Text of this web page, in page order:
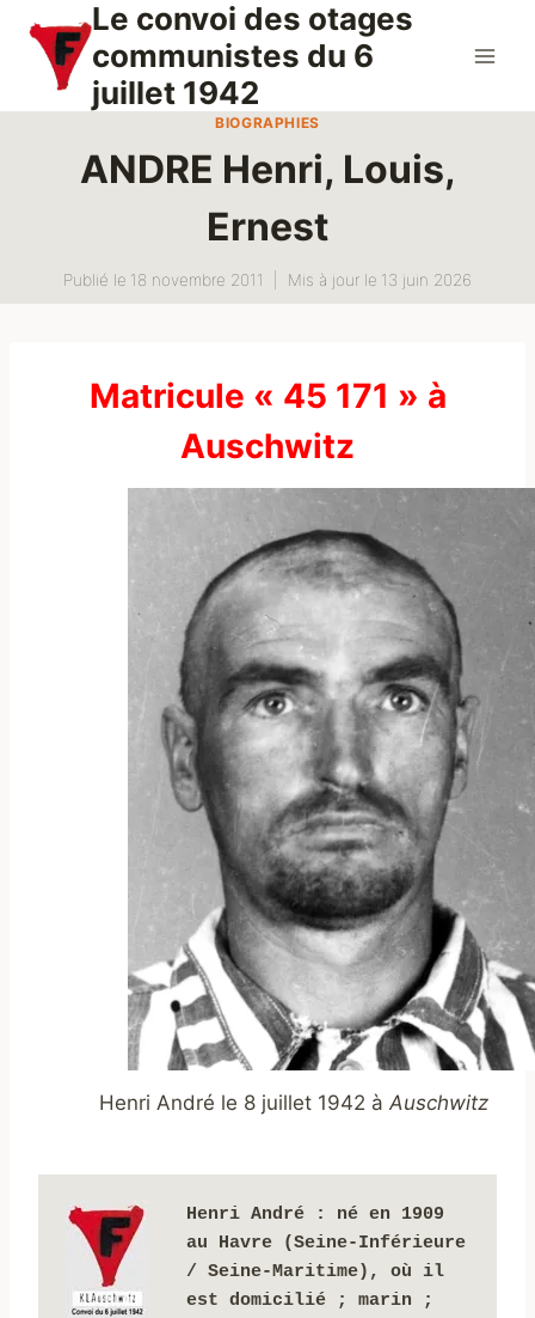
contenu
Le convoi des otages
communistes du 6
juillet 1942
BIOGRAPHIES
ANDRE Henri, Louis,
Ernest
Publié le 18 novembre 2011 Mis à jour le 13 juin 2026
Matricule « 45 171 » à
Auschwitz
Henri André le 8 juillet 1942 à Auschwitz
Henri André
: né en 1909
au Havre (Seine-Inférieure
/ Seine-Maritime), où il
est domicilié ; marin ;